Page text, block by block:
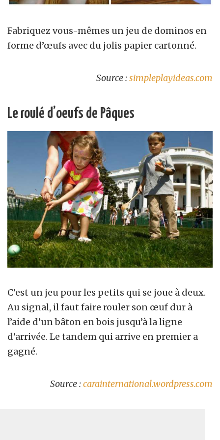
Fabriquez vous-mêmes un jeu de dominos en
forme d’œufs avec du jolis papier cartonné.
Source :simpleplayideas.com
Le roulé d’oeufs de Pâques
C’est un jeu pour les petits qui se joue à deux.
Au signal, il faut faire rouler son œuf dur à
l’aide d’un bâton en bois jusqu’à la ligne
d’arrivée. Le tandem qui arrive en premier a
gagné.
Source :carainternational.wordpress.com